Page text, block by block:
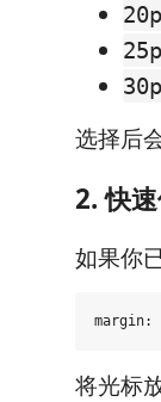
选择后
2. 快
如果你
将光标